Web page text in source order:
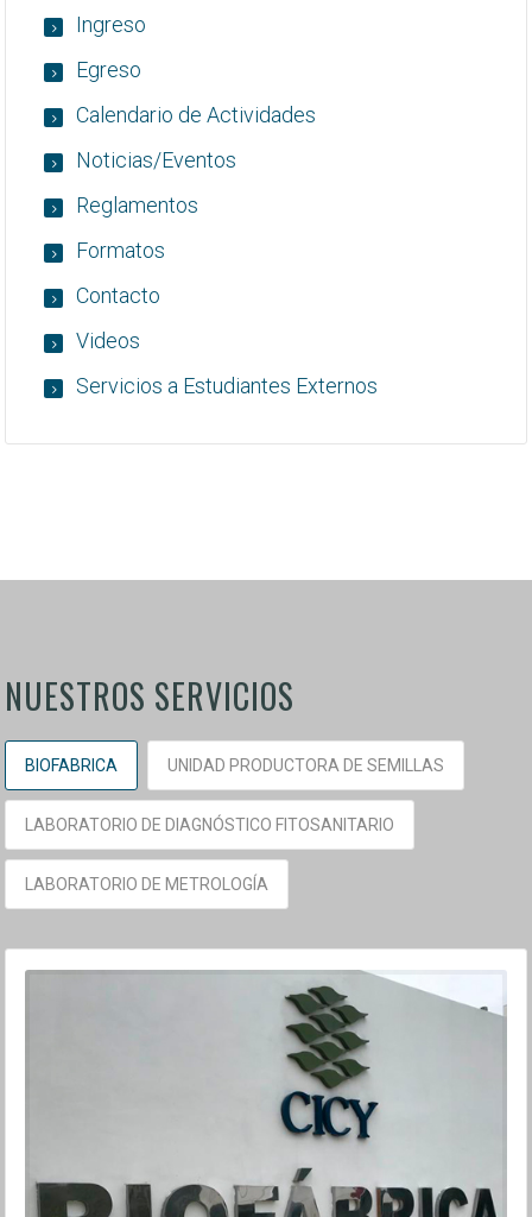
Ingreso
Egreso
Calendario de Actividades
Noticias/Eventos
Reglamentos
Formatos
Contacto
Videos
Servicios a Estudiantes Externos
NUESTROS SERVICIOS
BIOFABRICA UNIDAD PRODUCTORA DE SEMILLAS
LABORATORIO DE DIAGNÓSTICO FITOSANITARIO
LABORATORIO DE METROLOGÍA